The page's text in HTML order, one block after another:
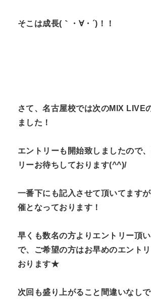
そこは成長(｀・∀・´)！！
さて、名古屋校では次のMIX LIVE
ました！
エントリーも開始致しましたので
リーお待ちしております(^^)/
一番下にも記入させて頂いてます
催となっております！
早くも数名の方よりエントリー頂
で、ご希望の方はお早めのエント
おります★
次回も盛り上がること間違いなし